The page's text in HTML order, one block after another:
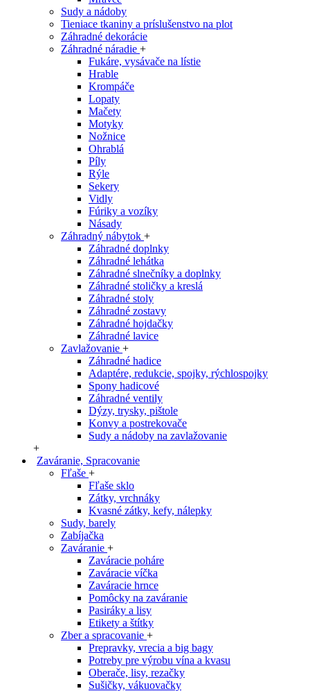
Sudy a nádoby
Tieniace tkaniny a príslušenstvo na plot
Záhradné dekorácie
Záhradné náradie +
Fukáre, vysávače na lístie
Hrable
Krompáče
Lopaty
Mačety
Motyky
Nožnice
Ohrablá
Píly
Rýle
Sekery
Vidly
Fúriky a vozíky
Násady
Záhradný nábytok +
Záhradné doplnky
Záhradné lehátka
Záhradné slnečníky a doplnky
Záhradné stoličky a kreslá
Záhradné stoly
Záhradné zostavy
Záhradné hojdačky
Záhradné lavice
Zavlažovanie +
Záhradné hadice
Adaptére, redukcie, spojky, rýchlospojky
Spony hadicové
Záhradné ventily
Dýzy, trysky, pištole
Konvy a postrekovače
Sudy a nádoby na zavlažovanie
+
Zaváranie, Spracovanie
Fľaše +
Fľaše sklo
Zátky, vrchnáky
Kvasné zátky, kefy, nálepky
Sudy, barely
Zabíjačka
Zaváranie +
Zaváracie poháre
Zaváracie víčka
Zaváracie hrnce
Pomôcky na zaváranie
Pasiráky a lisy
Etikety a štítky
Zber a spracovanie +
Prepravky, vrecia a big bagy
Potreby pre výrobu vína a kvasu
Oberače, lisy, rezačky
Sušičky, vákuovačky